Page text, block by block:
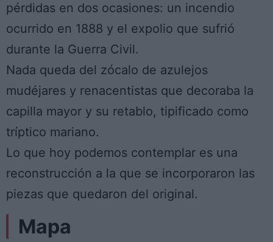
pérdidas en dos ocasiones: un incendio
ocurrido en 1888 y el expolio que sufrió
durante la Guerra Civil.
Nada queda del zócalo de azulejos
mudéjares y renacentistas que decoraba la
capilla mayor y su retablo, tipificado como
tríptico mariano.
Lo que hoy podemos contemplar es una
reconstrucción a la que se incorporaron las
piezas que quedaron del original.
Mapa